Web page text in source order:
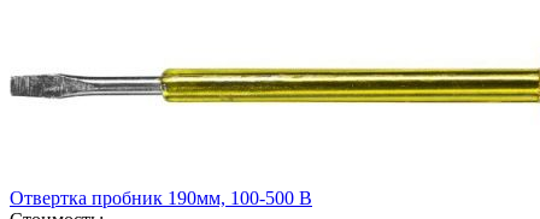
Отвертка пробник 190мм, 100-500 В